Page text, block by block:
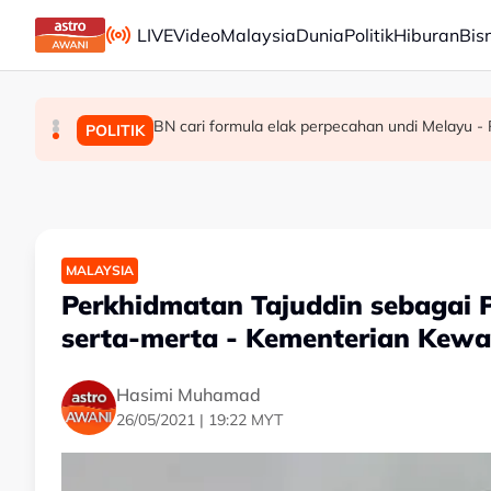
Skip to main content
LIVEVideoMalaysiaDuniaPolitikHiburan
MALAYSIA TH teliti memorandum NGO, terus laksana
BISNES Ringgit ditutup rendah berbanding dolar AS
POLITIK BN cari formula elak perpecahan undi Melayu -
MALAYSIA
Perkhidmatan Tajuddin sebagai
serta-merta - Kementerian
Hasimi Muhamad
26/05/2021 | 19:22 MYT